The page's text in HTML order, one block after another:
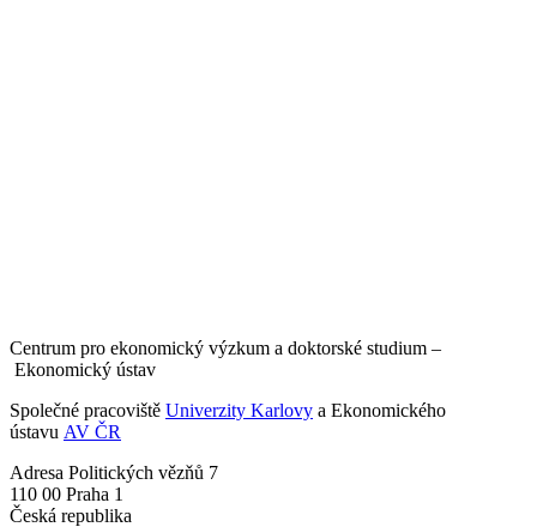
Centrum pro ekonomický výzkum a doktorské studium –
Ekonomický ústav
Společné pracoviště Univerzity Karlovy a Ekonomického
ústavu AV ČR
Adresa Politických vězňů 7
110 00 Praha 1
Česká republika